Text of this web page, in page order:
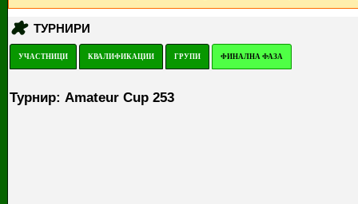
ТУРНИРИ
УЧАСТНИЦИ КВАЛИФИКАЦИИ ГРУПИ ФИНАЛНА ФАЗА
Турнир: Amateur Cup 253